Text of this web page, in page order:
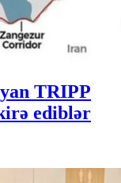
TRIPP
ediblər